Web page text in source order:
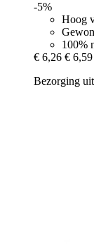
-5%
Hoog
100%
€ 6,26 € 6,59
Bezorging